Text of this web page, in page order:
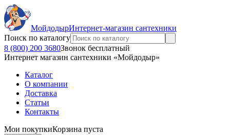
МойдодырИнтернет-магазин сантехники
Поиск по каталогу
8 (800) 200 3680Звонок бесплатный
Интернет магазин сантехники «Мойдодыр»
Каталог
О компании
Доставка
Статьи
Контакты
Мои покупкиКорзина пуста